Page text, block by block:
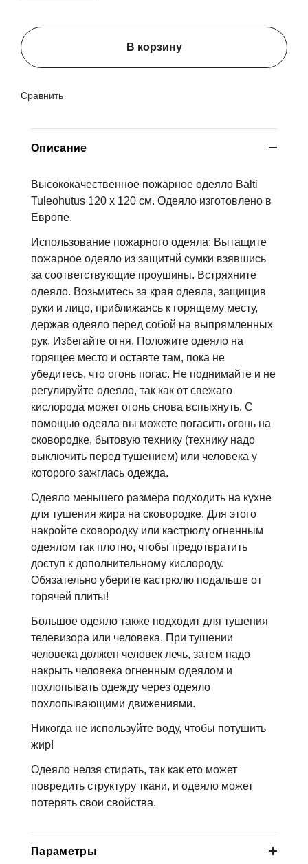
В корзину
Сравнить
Описание
Высококачественное пожарное одеяло Balti
Tuleohutus 120 х 120 см. Одеяло изготовлено в
Европе.
Использование пожарного одеяла: Вытащите
пожарное одеяло из защитнй сумки взявшись
за соответствующие проушины. Встряхните
одеяло. Возьмитесь за края одеяла, защищив
руки и лицо, приближаясь к горящему месту,
держав одеяло перед собой на выпрямленных
рук. Избегайте огня. Положите одеяло на
горящее место и оставте там, пока не
убедитесь, что огонь погас. Не поднимайте и не
регулируйте одеяло, так как от свежаго
кислородa может огонь снова вспыхнуть. С
помощью одеяла вы можете погасить огонь на
сковородке, бытовую технику (технику надо
выключить перед тушением) или человека у
которого зажглась одежда.
Одеяло меньшего размера подходить на кухне
для тушения жира на сковородке. Для этого
накройте сковородку или кастрюлу огненным
одеялом так плотно, чтобы предотвратить
доступ к дополнительному кислороду.
Обязательно уберите кастрюлю подальше от
горячей плиты!
Большое одеяло также подходит для тушения
телевизора или человека. При тушении
человека должен человек лечь, затем надо
накрыть человека огненным одеялом и
похлопывать одежду через одеяло
похлопывающими движениями.
Никогда не используйте воду, чтобы потушить
жир!
Одеяло нелзя стирать, так как ето может
повредить структуру ткани, и одеяло может
потерять свои свойства.
Параметры